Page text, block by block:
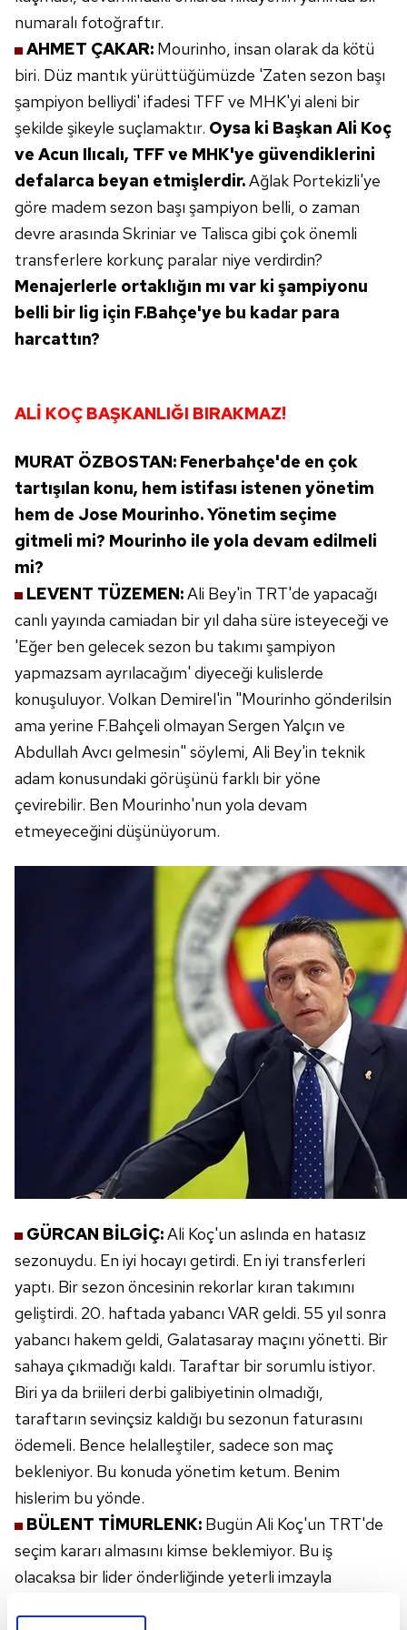
numaralı fotoğraftır.
AHMET ÇAKAR: Mourinho, insan olarak da kötü
biri. Düz mantıkyürüttüğümüzde 'Zaten sezon başı
şampiyon belliydi' ifadesi TFF ve MHK'yi aleni bir
şekilde şikeyle suçlamaktır. Oysa ki Başkan Ali Koç
ve Acun Ilıcalı, TFF ve MHK'ye güvendiklerini
defalarca beyan etmişlerdir.Ağlak Portekizli'ye
göre madem sezon başı şampiyon belli, o zaman
devre arasında Skriniar ve Talisca gibi çok önemli
transferlere korkunç paralar niye verdirdin?
Menajerlerle ortaklığın mı var ki şampiyonu
belli bir lig için F.Bahçe'ye bu kadar para
harcattın?
ALİ KOÇ BAŞKANLIĞI BIRAKMAZ!
MURAT ÖZBOSTAN: Fenerbahçe'de en çok
tartışılan konu, hem istifası istenen yönetim
hem de Jose Mourinho. Yönetim seçime
gitmeli mi? Mourinho ile yola devam edilmeli
mi?
LEVENT TÜZEMEN:Ali Bey'in TRT'de yapacağı
canlı yayında camiadan biryıl daha süre isteyeceği ve
'Eğer ben gelecek sezon bu takımı şampiyon
yapmazsam ayrılacağım' diyeceği kulislerde
konuşuluyor. Volkan Demirel'in "Mourinho gönderilsin
ama yerine F.Bahçeli olmayan Sergen Yalçın ve
Abdullah Avcı gelmesin" söylemi, Ali Bey'in teknik
adam konusundaki görüşünü farklı biryöne
çevirebilir. Ben Mourinho'nun yola devam
etmeyeceğini düşünüyorum.
GÜRCAN BİLGİÇ:Ali Koç'un aslında en hatasız
sezonuydu. En iyi hocayı getirdi. En iyi transferleri
yaptı. Bir sezon öncesinin rekorlar kıran takımını
geliştirdi. 20. haftada yabancı VAR geldi. 55 yıl sonra
yabancı hakem geldi, Galatasaray maçını yönetti. Bir
sahaya çıkmadığı kaldı. Taraftar bir sorumlu istiyor.
Biri ya da briileri derbi galibiyetinin olmadığı,
taraftarın sevinçsiz kaldığı bu sezonun faturasını
ödemeli. Bence helalleştiler, sadece son maç
bekleniyor. Bu konuda yönetim ketum. Benim
hislerim bu yönde.
BÜLENT TİMURLENK: Bugün Ali Koç'un TRT'de
seçim kararı almasını kimse beklemiyor. Bu iş
olacaksa bir lider önderliğinde yeterli imzayla